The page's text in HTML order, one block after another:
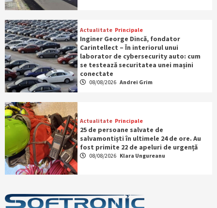
Actualitate Principale
Inginer George Dincă, fondator
Carintellect – În interiorul unui
laborator de cybersecurity auto: cum
se testează securitatea unei mașini
conectate
08/08/2026 Andrei Grim
Actualitate Principale
25 de persoane salvate de
salvamontiști în ultimele 24 de ore. Au
fost primite 22 de apeluri de urgență
08/08/2026 Klara Ungureanu